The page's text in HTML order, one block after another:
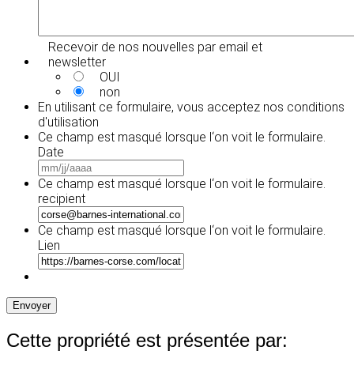
Recevoir de nos nouvelles par email et
newsletter
OUI
non
En utilisant ce formulaire, vous acceptez nos conditions
d'utilisation
Ce champ est masqué lorsque l‘on voit le formulaire.
Date
slash
slash
AAAA
Ce champ est masqué lorsque l‘on voit le formulaire.
recipient
Ce champ est masqué lorsque l‘on voit le formulaire.
Lien
Envoyer
Cette propriété est présentée par: